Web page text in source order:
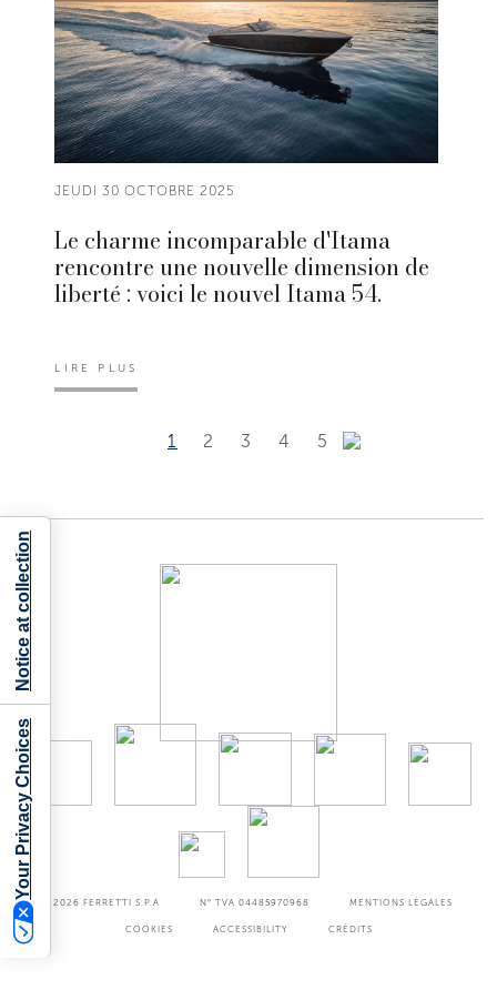
JEUDI 30 OCTOBRE 2025
Le charme incomparable d'Itama
rencontre une nouvelle dimension de
liberté : voici le nouvel Itama 54.
LIRE PLUS
1 2 3 4 5
©2026 FERRETTI S.P.A N° TVA 04485970968 MENTIONS LÉGALES
COOKIES ACCESSIBILITY CRÉDITS
Your Privacy Choices
Notice at collection